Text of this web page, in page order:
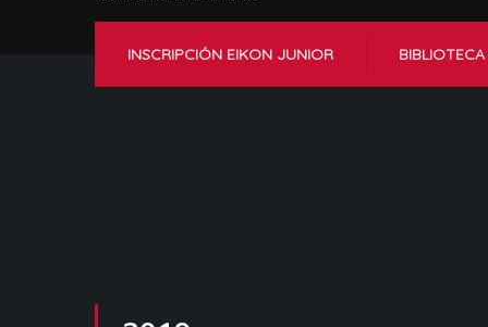
INSCRIPCIÓN EIKON JUNIOR